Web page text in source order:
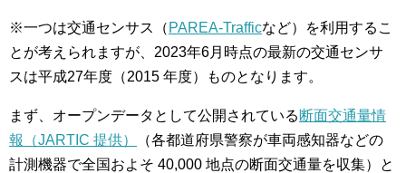
※一つは交通センサス（ PAREA-Trafficなど）を利用するこ
とが考えられますが、2023年6月時点の最新の交通センサ
スは平成27年度（2015 年度）ものとなります。
まず、オープンデータとして公開されている 断面交通量情
報（JARTIC 提供）
（各都道府県警察が車両感知器などの
計測機器で全国およそ 40,000 地点の断面交通量を収集）と